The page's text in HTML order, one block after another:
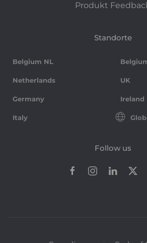
Produkt
Standorte
Belgium NL
Netherlands UK
Germany Ireland
Italy
Follow us